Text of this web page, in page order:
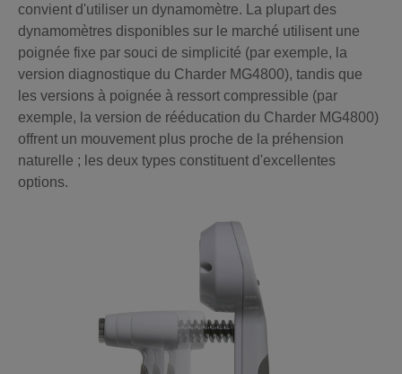
convient d'utiliser un dynamomètre. La plupart des
dynamomètres disponibles sur le marché utilisent une
poignée fixe par souci de simplicité (par exemple, la
version diagnostique du Charder MG4800), tandis que
les versions à poignée à ressort compressible (par
exemple, la version de rééducation du Charder MG4800)
offrent un mouvement plus proche de la préhension
naturelle ; les deux types constituent d'excellentes
options.